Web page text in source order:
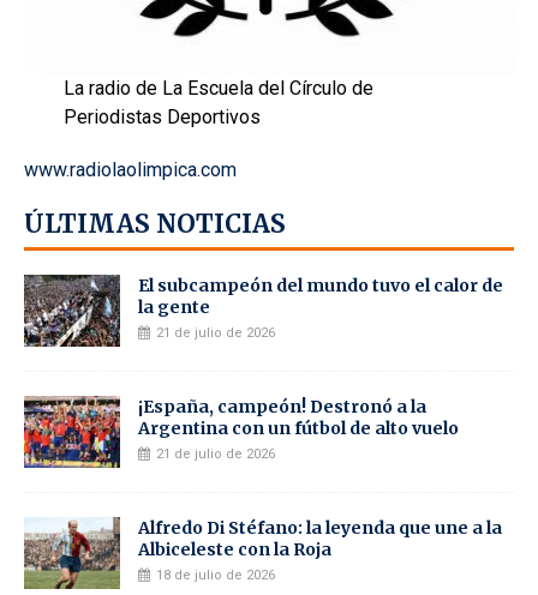
La radio de La Escuela del Círculo de
Periodistas Deportivos
www.radiolaolimpica.com
ÚLTIMAS NOTICIAS
El subcampeón del mundo tuvo el calor de
la gente
21 de julio de 2026
¡España, campeón! Destronó a la
Argentina con un fútbol de alto vuelo
21 de julio de 2026
Alfredo Di Stéfano: la leyenda que une a la
Albiceleste con la Roja
18 de julio de 2026